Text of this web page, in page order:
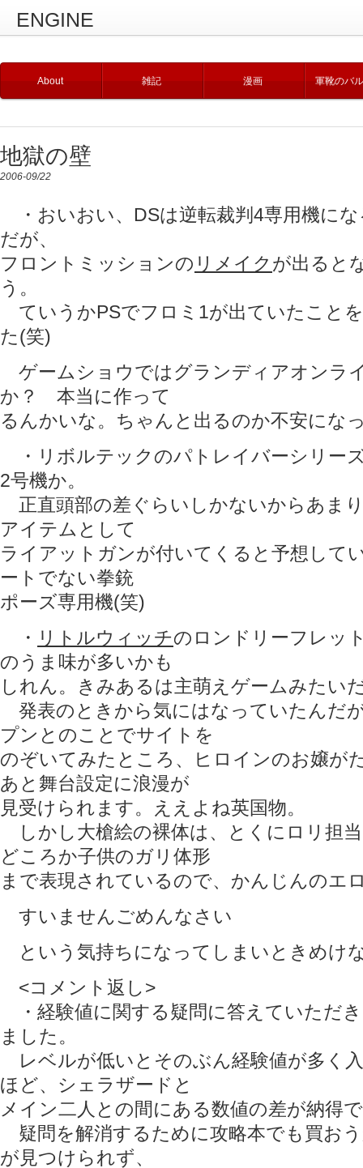
ENGINE
About 雑記 漫画 軍靴のバ
地獄の壁
2006-09/22
・おいおい、DSは逆転裁判4専用機に
だが、
フロントミッションの リメイク が出ると
う。
ていうかPSでフロミ1が出ていたこと
た(笑)
ゲームショウではグランディアオンラ
か？ 本当に作って
るんかいな。ちゃんと出るのか不安にな
・リボルテックのパトレイバーシリー
2号機か。
正直頭部の差ぐらいしかないからあま
アイテムとして
ライアットガンが付いてくると予想し
ートでない拳銃
ポーズ専用機(笑)
・ リトルウィッチのロンドリーフレッ
のうま味が多いかも
しれん。きみあるは主萌えゲームみたい
発表のときから気にはなっていたんだ
プンとのことでサイトを
のぞいてみたところ、ヒロインのお嬢が
あと舞台設定に浪漫が
見受けられます。ええよね英国物。
しかし大槍絵の裸体は、とくにロリ担
どころか子供のガリ体形
まで表現されているので、かんじんのエ
すいませんごめんなさい
という気持ちになってしまいときめけ
<コメント返し>
・経験値に関する疑問に答えていただ
ました。
レベルが低いとそのぶん経験値が多く
ほど、シェラザードと
メイン二人との間にある数値の差が納得
疑問を解消するために攻略本でも買お
が見つけられず、